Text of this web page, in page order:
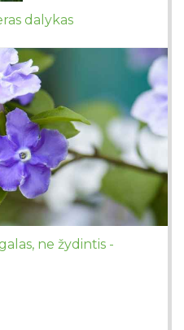
dalykas
ne žydintis -